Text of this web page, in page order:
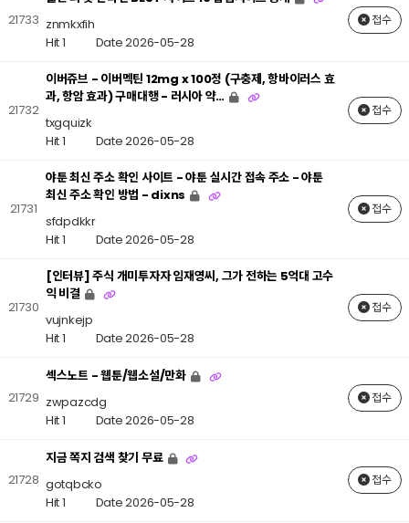
21733 znmkxfih
Hit 1 Date 2026-05-28
접수
21732
이버쥬브 - 이버멕틴 12mg x 100정 (구충제, 항바이러스 효
과, 항암 효과) 구매대행 - 러시아 약…
txgquizk
Hit 1 Date 2026-05-28
접수
21731
야툰 최신 주소 확인 사이트 - 야툰 실시간 접속 주소 - 야툰
최신 주소 확인 방법 - dixns
sfdpdkkr
Hit 1 Date 2026-05-28
접수
21730
[인터뷰] 주식 개미투자자 임재영씨, 그가 전하는 5억대 고수
익 비결
vujnkejp
Hit 1 Date 2026-05-28
접수
21729
섹스노트 - 웹툰/웹소설/만화
zwpazcdg
Hit 1 Date 2026-05-28
접수
21728
지금 쪽지 검색 찾기 무료
gotqbcko
Hit 1 Date 2026-05-28
접수